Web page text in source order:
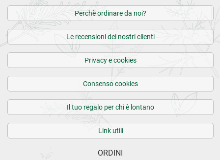
Perchè ordinare da noi?
Le recensioni dei nostri clienti
Privacy e cookies
Consenso cookies
Il tuo regalo per chi è lontano
Link utili
ORDINI